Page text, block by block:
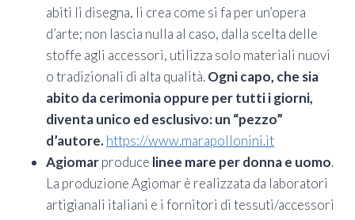
abiti li disegna, li crea come si fa per un’opera
d’arte; non lascia nulla al caso, dalla scelta delle
stoffe agli accessori, utilizza solo materiali nuovi
o tradizionali di alta qualità.Ogni capo, che sia
abito da cerimonia oppure per tutti i giorni,
diventa unico ed esclusivo: un “pezzo”
d’autore.https://www.marapollonini.it
Agiomarproduce linee mare per donna e uomo.
La produzione Agiomar è realizzata da laboratori
artigianali italiani e i fornitori di tessuti/accessori